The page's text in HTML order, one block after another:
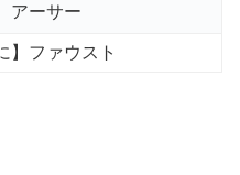
アーサー
】ファウスト